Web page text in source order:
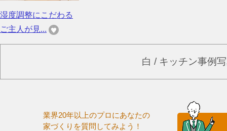
湿度調整にこだわる
ご主人が見...
白 / キッチン事例
業界20年以上のプロにあなたの
家づくりを質問してみよう！